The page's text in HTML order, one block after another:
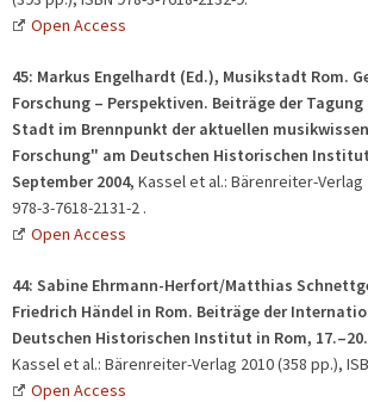
Open Access
45: Markus Engelhardt (Ed.), Musikstadt Rom.
Forschung – Perspektiven. Beiträge der Tagung
Stadt im Brennpunkt der aktuellen
Forschung" am Deutschen Historischen Institut
September 2004, Kassel et al.: Bärenreiter-Verlag
978-3-7618-2131-2 .
Open Access
44: Sabine Ehrmann-Herfort/Matthias
Friedrich Händel in Rom. Beiträge der
Deutschen Historischen Institut in Rom,
Kassel et al.: Bärenreiter-Verlag 2010 (358 pp.),
Open Access